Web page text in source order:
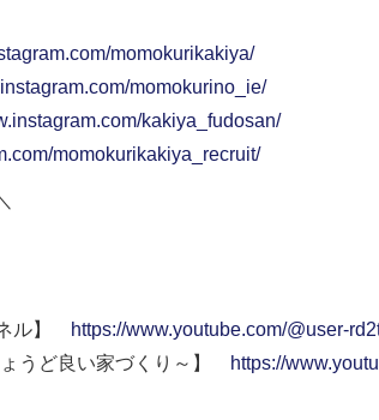
momokurikakiya/
momokurino_ie/
kakiya_fudosan/
momokurikakiya_recruit/
ル】
https://www.youtube.com/@user-
ょうど良い家づくり～】
https://